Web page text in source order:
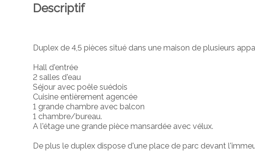
Descriptif
Duplex de 4,5 pièces situé dans une maison de plusieurs
Hall d'entrée
2 salles d'eau
Séjour avec poêle suédois
Cuisine entièrement agencée
1 grande chambre avec balcon
1 chambre/bureau.
A l'étage une grande pièce mansardée avec vélux.
De plus le duplex dispose d'une place de parc devant